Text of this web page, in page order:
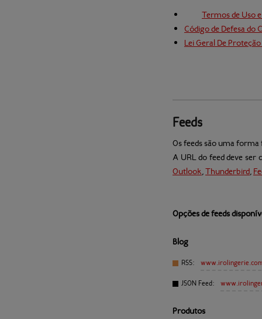
Termos de Uso
Código de Defesa do
Lei Geral De
Feeds
Os feeds são uma
A URL do feed deve
Outlook,Thunderbird,
Opções de feeds
Blog
RSS:
JSON Feed:
Produtos